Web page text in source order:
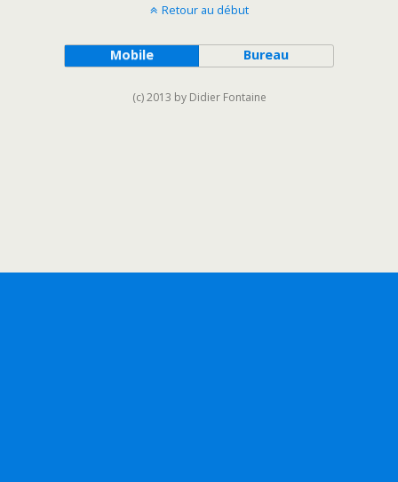
Retour au début
Mobile Bureau
(c) 2013 by Didier Fontaine